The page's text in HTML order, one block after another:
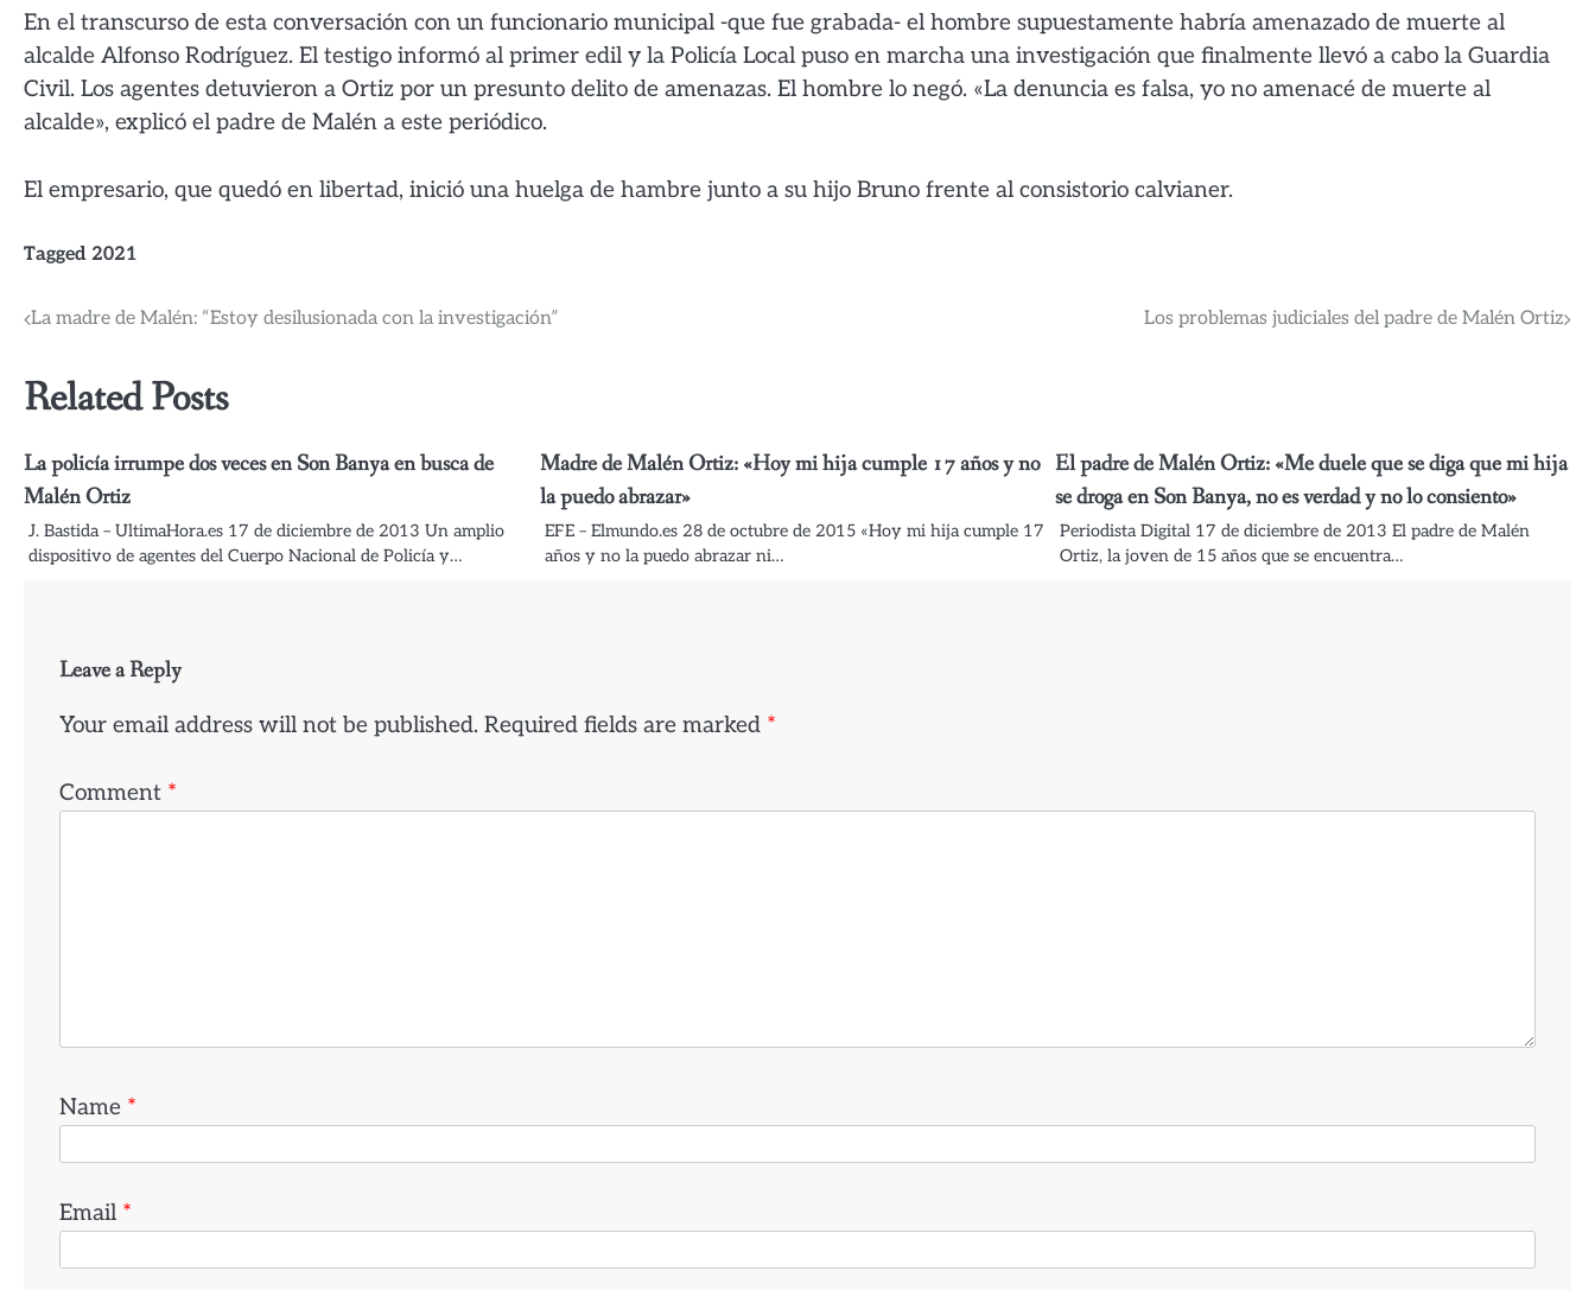
En el transcurso de esta conversación con un funcionario municipal -que fue grabada- el hombre supuestamente habría amenazado de muerte al
alcalde Alfonso Rodríguez. El testigo informó al primer edil y la Policía Local puso en marcha una investigación que finalmente llevó a cabo la Guardia
Civil. Los agentes detuvieron a Ortiz por un presunto delito de amenazas. El hombre lo negó. «La denuncia es falsa, yo no amenacé de muerte al
alcalde», explicó el padre de Malén a este periódico.
El empresario, que quedó en libertad, inició una huelga de hambre junto a su hijo Bruno frente al consistorio calvianer.
Tagged 2021
Post
La madre de Malén: “Estoy desilusionada con la investigación” Los problemas judiciales del padre de Malén Ortiz
Related Posts
La policía irrumpe dos veces en Son Banya en busca de
Malén Ortiz
J. Bastida – UltimaHora.es 17 de diciembre de 2013 Un amplio
dispositivo de agentes del Cuerpo Nacional de Policía y…
Madre de Malén Ortiz: «Hoy mi hija cumple 17 años y no
la puedo abrazar»
EFE – Elmundo.es 28 de octubre de 2015 «Hoy mi hija cumple 17
años y no la puedo abrazar ni…
El padre de Malén Ortiz: «Me duele que se diga que mi hija
se droga en Son Banya, no es verdad y no lo consiento»
Periodista Digital 17 de diciembre de 2013 El padre de Malén
Ortiz, la joven de 15 años que se encuentra…
Leave a Reply
Your email address will not be published. Required fields are marked *
Comment *
Name *
Email *